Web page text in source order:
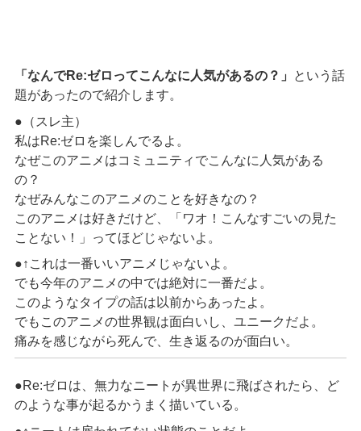
「なんでRe:ゼロってこんなに人気があるの？」
という話
題があったので紹介します。
●（スレ主）
私はRe:ゼロを楽しんでるよ。
なぜこのアニメはコミュニティでこんなに人気がある
の？
なぜみんなこのアニメのことを好きなの？
このアニメは好きだけど、「ワオ！こんなすごいの見た
ことない！」ってほどじゃないよ。
●↑これは一番いいアニメじゃないよ。
でも今年のアニメの中では絶対に一番だよ。
このようなタイプの話は以前からあったよ。
でもこのアニメの世界観は面白いし、ユニークだよ。
痛みを感じながら死んで、生き返るのが面白い。
●Re:ゼロは、無力なニートが異世界に飛ばされたら、ど
のような事が起るかうまく描いている。